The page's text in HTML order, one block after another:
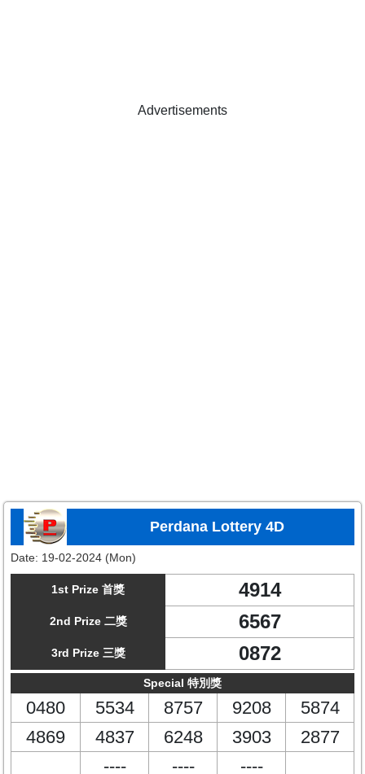
Advertisements
Perdana Lottery 4D
Date: 19-02-2024 (Mon)
1st Prize 首獎 4914
2nd Prize 二獎 6567
3rd Prize 三獎 0872
Special 特別獎
0480 5534 8757 9208
5874
4869
4837 6248 3903
2877
----
---- ----